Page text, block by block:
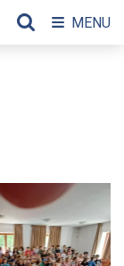
MENU